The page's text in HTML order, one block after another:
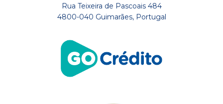
Rua Teixeira de Pascoais 484
4800-040 Guimarães, Portugal